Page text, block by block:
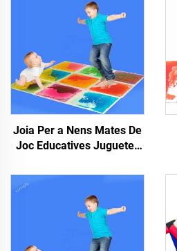
Joia Per a Nens Mates De
Joc Educatives Juguetes
Pisos Tiles Sensors